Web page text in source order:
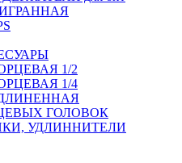
1/2
1/4
ГОЛОВОК
УДЛИННИТЕЛИ